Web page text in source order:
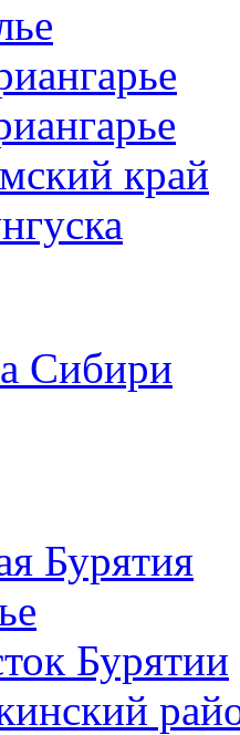
край
Сибири
Бурятия
Бурятии